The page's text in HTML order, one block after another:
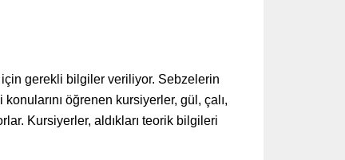
gerekli bilgiler veriliyor. Sebzelerin
öğrenen kursiyerler, gül, çalı,
Kursiyerler, aldıkları teorik bilgileri